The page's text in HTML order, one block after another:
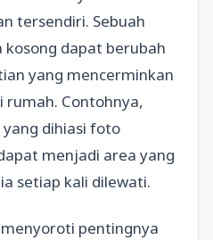
tersendiri. Sebuah
kosong dapat berubah
yang mencerminkan
rumah. Contohnya,
dihiasi foto
menjadi area yang
setiap kali dilewati.
pentingnya